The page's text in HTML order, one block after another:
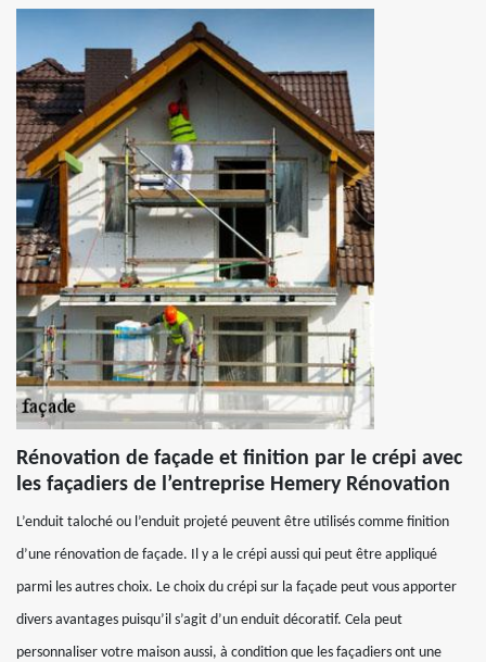
Rénovation de façade et finition par le crépi avec
les façadiers de l’entreprise Hemery Rénovation
L’enduit taloché ou l’enduit projeté peuvent être utilisés comme finition
d’une rénovation de façade. Il y a le crépi aussi qui peut être appliqué
parmi les autres choix. Le choix du crépi sur la façade peut vous apporter
divers avantages puisqu’il s’agit d’un enduit décoratif. Cela peut
personnaliser votre maison aussi, à condition que les façadiers ont une